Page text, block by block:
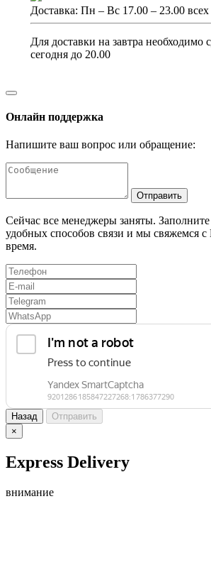
Доставка: Пн – Вс 17.00 – 23.00
Для доставки на завтра необходимо
сегодня до 20.00
Онлайн поддержка
Напишите ваш вопрос или обращение:
Отправить
Сейчас все менеджеры заняты.
удобных способов связи и мы свяжемся
время.
Назад
Отправить
×
Express Delivery
внимание